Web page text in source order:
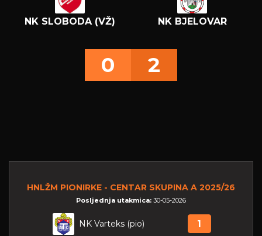
NK SLOBODA (VŽ) NK BJELOVAR
0 2
HNLŽM PIONIRKE - CENTAR SKUPINA A 2025/26
Posljednja utakmica: 30-05-2026
NK Varteks (pio) 1